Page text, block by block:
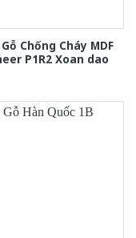
Chống Cháy MDF
P1R2 Xoan dao